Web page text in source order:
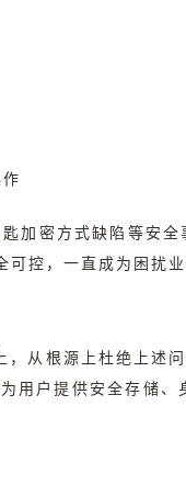
加密方式缺陷等安
控，一直成为困扰业
从根源上杜绝上述
用户提供安全存储